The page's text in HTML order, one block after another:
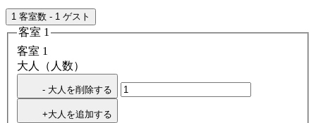
1 客室数 - 1 ゲスト
客室 1
客室 1
大人（人数）
- 大人を削除する
+大人を追加する